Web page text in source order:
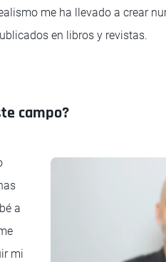
me ha llevado a crear
en libros y revistas.
campo?
a
mi